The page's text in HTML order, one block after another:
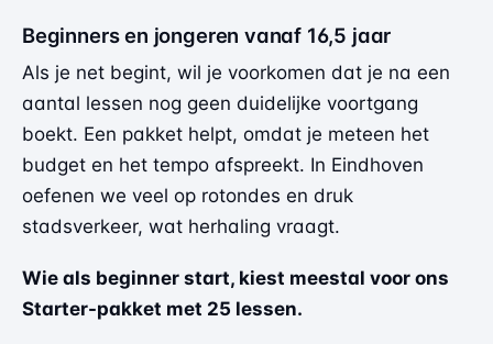
Beginners en jongeren vanaf 16,5 jaar
Als je net begint, wil je voorkomen dat je na een
aantal lessen nog geen duidelijke voortgang
boekt. Een pakket helpt, omdat je meteen het
budget en het tempo afspreekt. In Eindhoven
oefenen we veel op rotondes en druk
stadsverkeer, wat herhaling vraagt.
Wie als beginner start, kiest meestal voor ons
Starter-pakket met 25 lessen.